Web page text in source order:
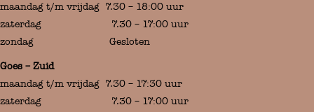
maandag t/m vrijdag 7.30 – 18:00 uur
zaterdag 7.30 – 17:00 uur
zondag Gesloten
Goes – Zuid
maandag t/m vrijdag 7.30 – 17:30 uur
zaterdag 7.30 – 17:00 uur